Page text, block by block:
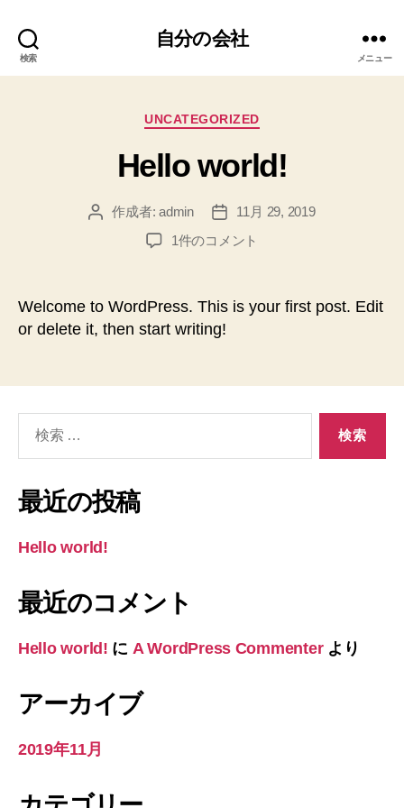
検索
自分の会社
メニュー
カ
ゴ
リ
UNCATEGORIZED
Hello world!
投
作成者:admin
投
稿
11月 29, 2019
Hello
1件のコメント
Welcome to WordPress. This is your first post. Edit
or delete it, then start writing!
象:
最近の投稿
Hello world!
最近のコメント
Hello world! に A WordPress Commenterより
アーカイブ
2019年11月